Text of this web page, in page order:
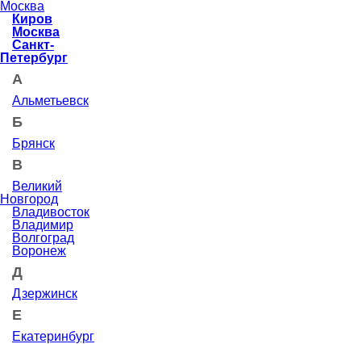
Москва
Киров
Москва
Санкт-
Петербург
А
Альметьевск
Б
Брянск
В
Великий
Новгород
Владивосток
Владимир
Волгоград
Воронеж
Д
Дзержинск
Е
Екатеринбург